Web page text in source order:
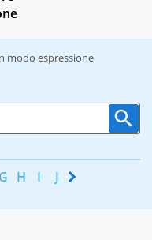
modo espressione
G H I J K